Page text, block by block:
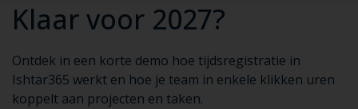
Klaar voor 2027?
Ontdek in een korte demo hoe tijdsregistratie in
Ishtar365 werkt en hoe je team in enkele klikken uren
koppelt aan projecten en taken.